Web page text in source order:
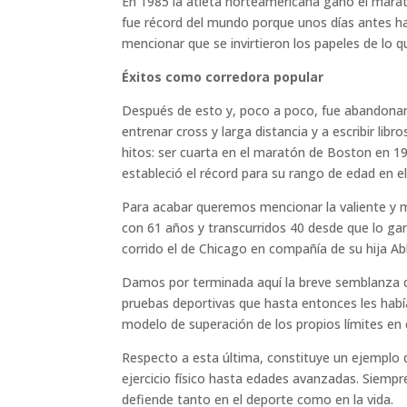
fue récord del mundo porque unos días antes
mencionar que se invirtieron los papeles de lo
Éxitos como corredora popular
Después de esto y, poco a poco, fue
entrenar cross y larga distancia y a escribir
hitos: ser cuarta en el maratón de Boston en
estableció el récord para su rango de edad en
Para acabar queremos mencionar la valiente
con 61 años y transcurridos 40 desde que lo
corrido el de Chicago en compañía de su hija
Damos por terminada aquí la breve
pruebas deportivas que hasta entonces les
modelo de superación de los propios límites
Respecto a esta última, constituye un
ejercicio físico hasta edades avanzadas.
defiende tanto en el deporte como en la vida.